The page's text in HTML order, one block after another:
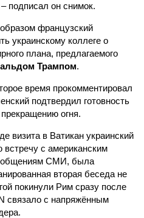
– подписал он снимок.
французский
украинскому коллеге о
плана, предлагаемого
Трампом.
время прокомментировал
подтвердил готовность
огня.
визита в Ватикан украинский
встречу с американским
СМИ, была
вторая беседа не
покинули Рим сразу после
связало с напряжённым